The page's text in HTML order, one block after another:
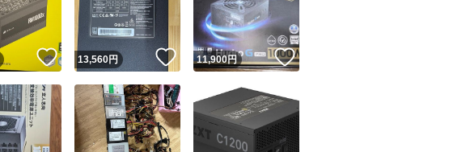
いいね！
13,560円 いいね！
11,900円 いいね！